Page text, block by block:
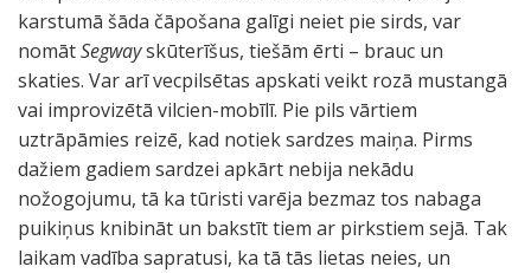
karstumā šāda čāpošana galīgi neiet pie sirds, var
nomātSegwayskūterīšus, tiešām ērti – brauc un
skaties. Var arī vecpilsētas apskati veikt rozā mustangā
vai improvizētā vilcien-mobīlī. Pie pils vārtiem
uztrāpāmies reizē, kad notiek sardzes maiņa. Pirms
dažiem gadiem sardzei apkārt nebija nekādu
nožogojumu, tā ka tūristi varēja bezmaz tos nabaga
puikiņus knibināt un bakstīt tiem ar pirkstiem sejā. Tak
laikam vadība sapratusi, ka tā tās lietas neies, un